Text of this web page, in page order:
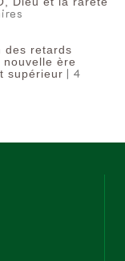
des retards
ère
supérieur | 4